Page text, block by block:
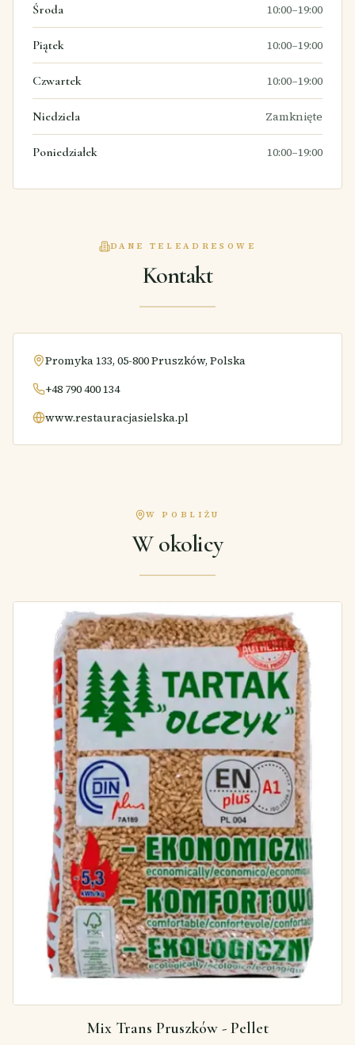
Środa 10:00–19:00
Piątek 10:00–19:00
Czwartek 10:00–19:00
Niedziela Zamknięte
Poniedziałek 10:00–19:00
DANE TELEADRESOWE
Kontakt
Promyka 133, 05-800 Pruszków, Polska
+48 790 400 134
www.restauracjasielska.pl
W POBLIŻU
W okolicy
Mix Trans Pruszków - Pellet